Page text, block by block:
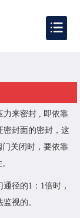
力来密封 , 即依靠
密封面的密封，这
关闭时，要依靠
径的1：1倍时，
视的。